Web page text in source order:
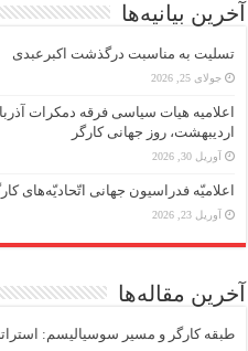
آخرین بیانیه‌ها
تسلیت به مناسبت درگذشت اکبرعبدی
جولای 25, 2026
اردیبهشت، روز جهانی کارگر
آوریل 30, 2026
اعلامیّه فدراسیون جهانی اتّحادیّه‌های
آوریل 23, 2026
آخرین مقاله‌ها
طبقه کارگر و مسیر سوسیالیسم: